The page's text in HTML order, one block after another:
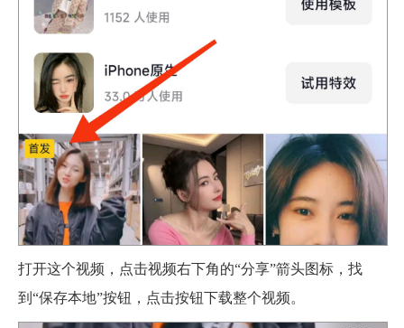
打开这个视频，点击视频右下角的“分享”箭头图标，找
到“保存本地”按钮，点击按钮下载整个视频。